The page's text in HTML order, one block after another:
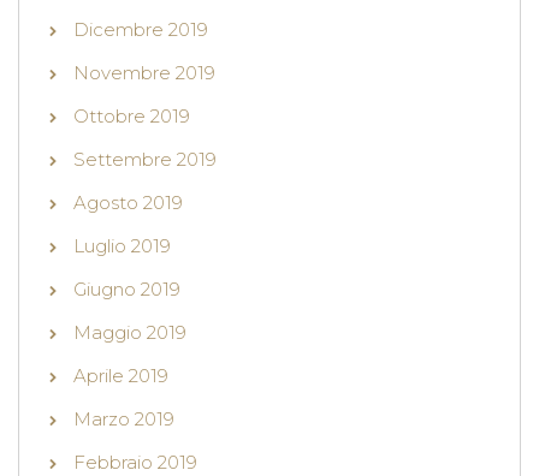
Dicembre 2019
Novembre 2019
Ottobre 2019
Settembre 2019
Agosto 2019
Luglio 2019
Giugno 2019
Maggio 2019
Aprile 2019
Marzo 2019
Febbraio 2019